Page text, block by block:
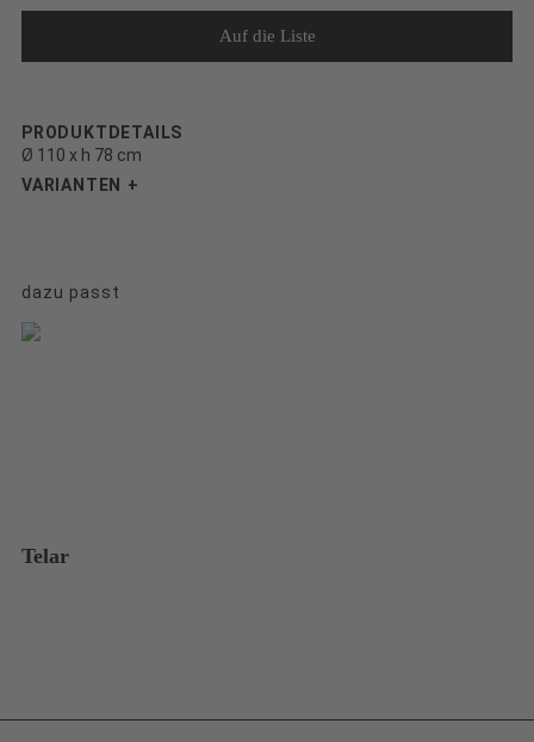
PRODUKTDETAILS
Ø 110 x h 78 cm
VARIANTEN
dazu passt
Telar